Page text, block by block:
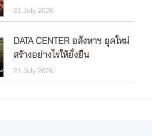
21 July 2026
DATA CENTER อสังหาฯ ยุคใหม่
สร้างอย่างไรให้ยั่งยืน
21 July 2026